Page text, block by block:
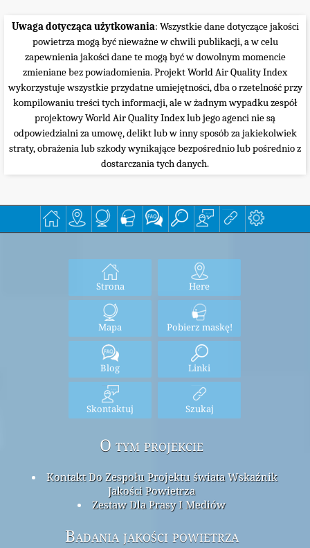
Uwaga dotycząca użytkowania: Wszystkie dane dotyczące jakości
powietrza mogą być nieważne w chwili publikacji, a w celu
zapewnienia jakości dane te mogą być w dowolnym momencie
zmieniane bez powiadomienia. Projekt World Air Quality Index
wykorzystuje wszystkie przydatne umiejętności, dba o rzetelność przy
kompilowaniu treści tych informacji, ale w żadnym wypadku zespół
projektowy World Air Quality Index lub jego agenci nie są
odpowiedzialni za umowę, delikt lub w inny sposób za jakiekolwiek
straty, obrażenia lub szkody wynikające bezpośrednio lub pośrednio z
dostarczania tych danych.
Strona Here
Mapa Pobierz maskę!
Blog Linki
Skontaktuj Szukaj
O tym projekcie
Kontakt Do Zespołu Projektu świata Wskaźnik
Jakości Powietrza
Zestaw Dla Prasy I Mediów
Badania jakości powietrza